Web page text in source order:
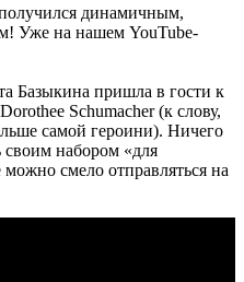
динамичным,
Уже на нашем YouTube-
Базыкина пришла в гости к
Schumacher (к слову,
самой героини). Ничего
своим набором «для
смело отправляться на